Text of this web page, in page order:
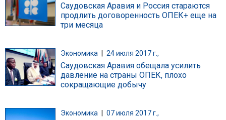
Саудовская Аравия и Россия стараются
продлить договоренность ОПЕК+ еще на
три месяца
Экономика 24 июля 2017 г.,
Саудовская Аравия обещала усилить
давление на страны ОПЕК, плохо
сокращающие добычу
Экономика 07 июля 2017 г.,